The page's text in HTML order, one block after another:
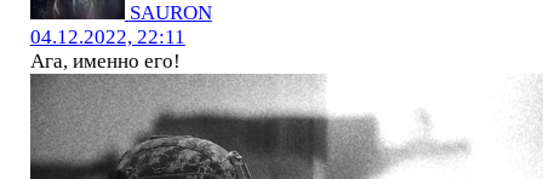
SAURON
04.12.2022, 22:11
Ага, именно его!